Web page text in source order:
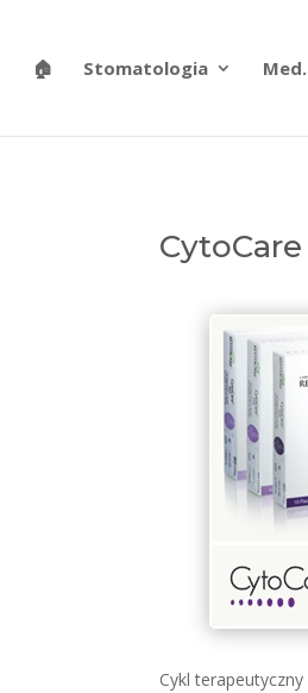
🏠 Stomatologia
Cykl